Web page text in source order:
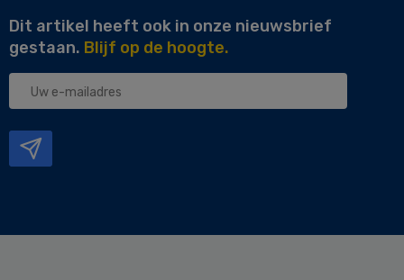
Dit artikel heeft ook in onze nieuwsbrief
gestaan. Blijf op de hoogte.
Uw